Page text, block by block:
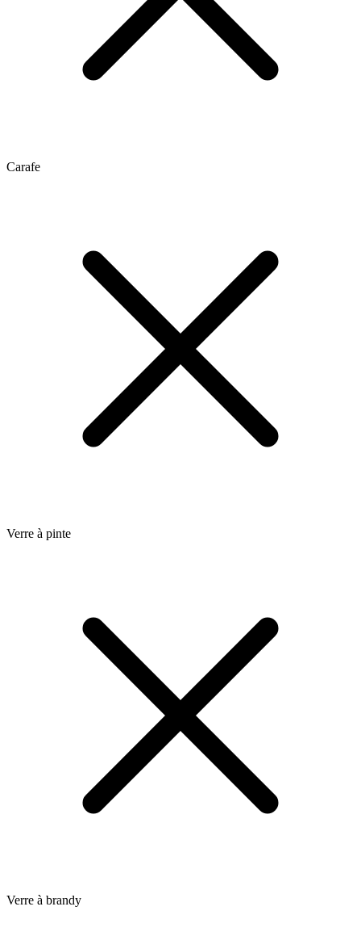
Carafe
Verre à pinte
Verre à brandy